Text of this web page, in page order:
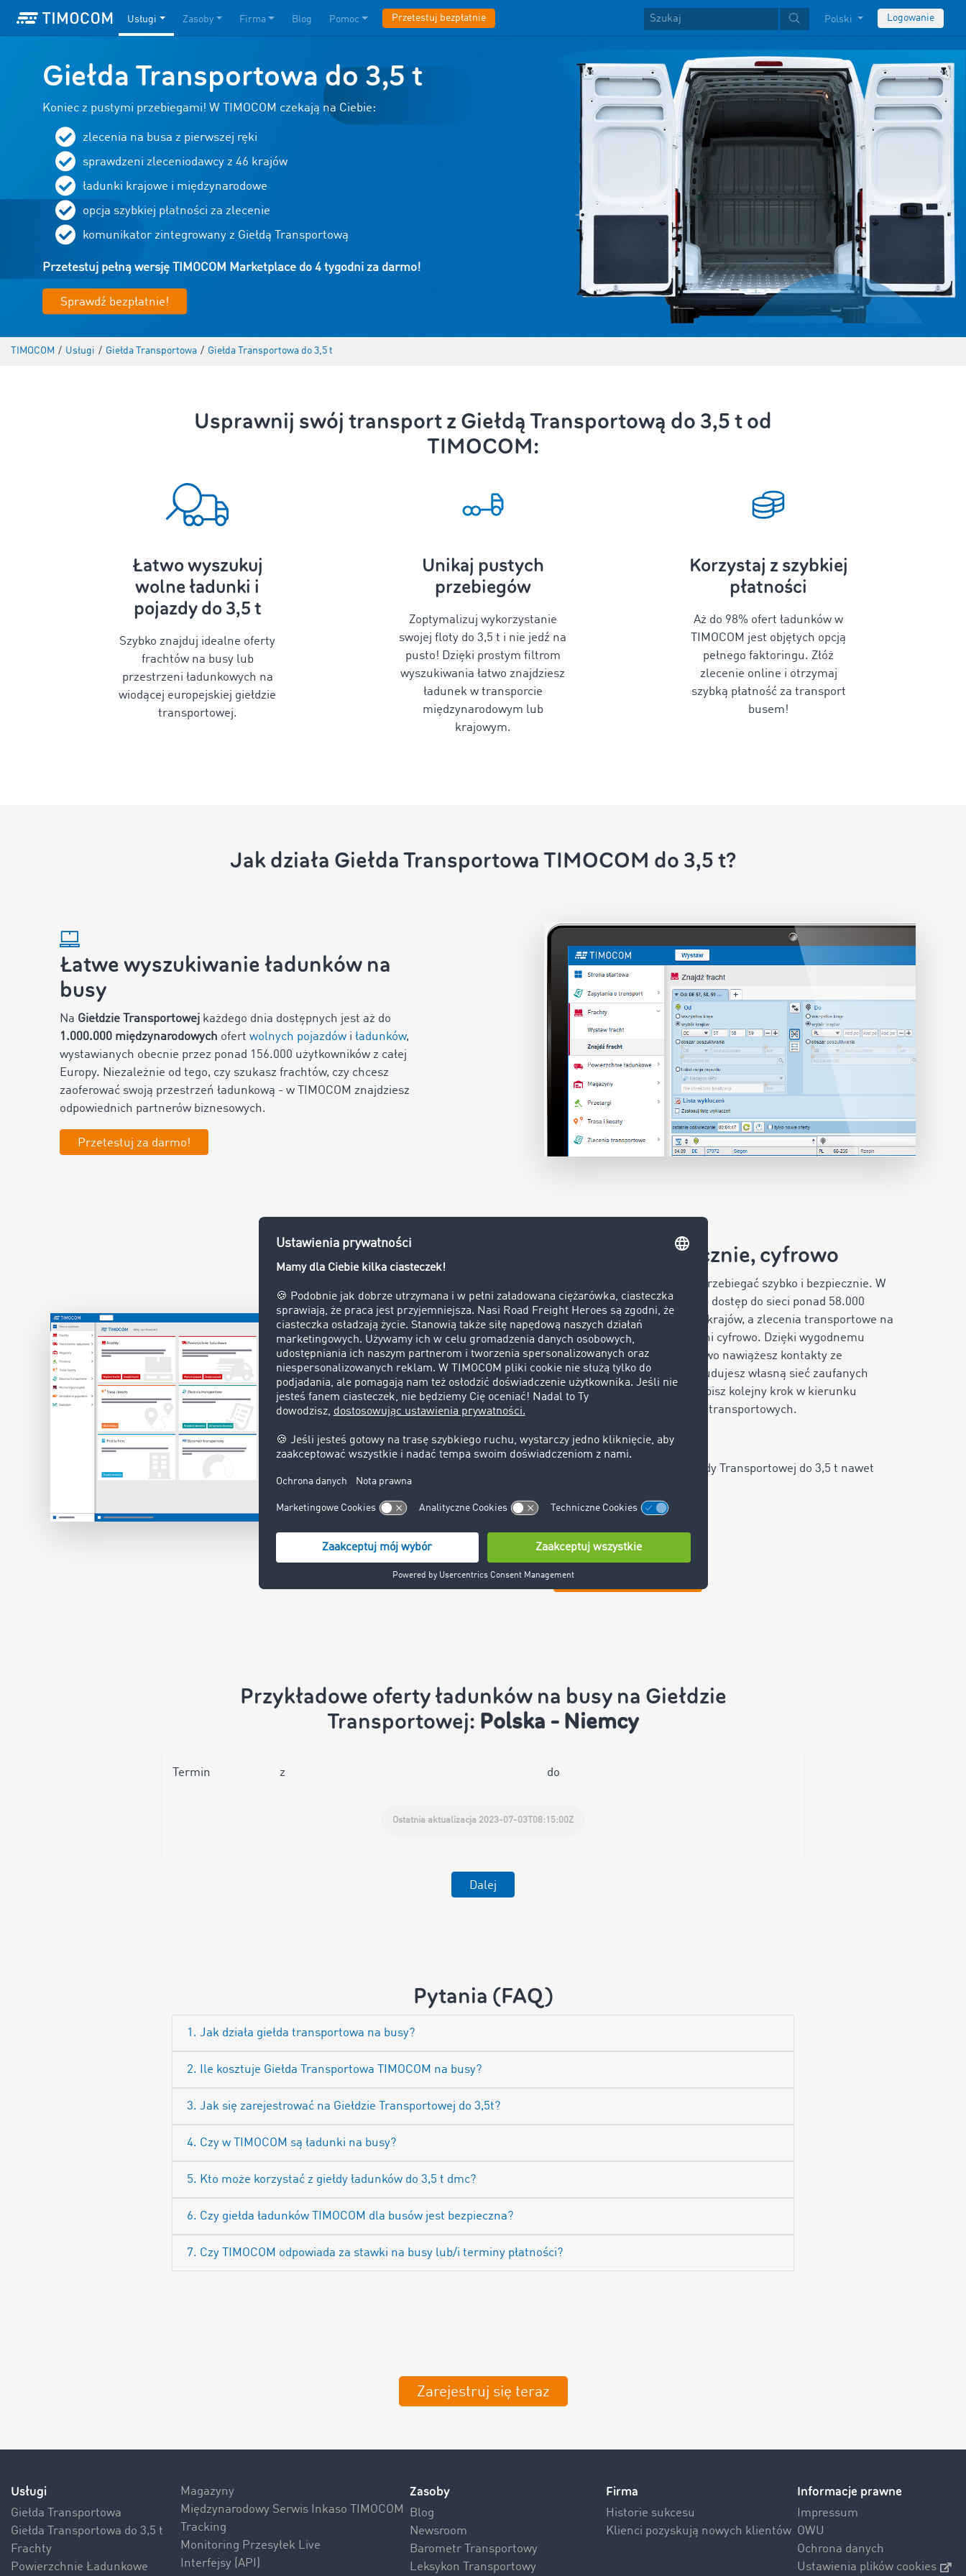
Usługi Zasoby Firma Blog Pomoc Przetestuj bezpłatnie Polski Logowanie
Giełda Transportowa do 3,5 t
Koniec z pustymi przebiegami! W TIMOCOM czekają na Ciebie:
zlecenia na busa z pierwszej ręki
sprawdzeni zleceniodawcy z46 krajów
ładunki krajowe i międzynarodowe
opcja szybkiej płatności za zlecenie
komunikator zintegrowany z Giełdą Transportową
Przetestuj pełną wersję TIMOCOM Marketplace do 4 tygodni za darmo!
Sprawdź bezpłatnie!
TIMOCOM / Usługi / Giełda Transportowa / Giełda Transportowa do 3,5 t
Usprawnij swój transport z Giełdą Transportową do 3,5 t od
TIMOCOM:
Łatwo wyszukuj
wolne ładunki i
pojazdy do 3,5 t
Szybko znajduj idealne oferty
frachtów na busy lub
przestrzeni ładunkowych na
wiodącej europejskiej giełdzie
transportowej.
Unikaj pustych
przebiegów
Zoptymalizuj wykorzystanie
swojej floty do 3,5 t i nie jedź na
pusto! Dzięki prostym filtrom
wyszukiwania łatwo znajdziesz
ładunek w transporcie
międzynarodowym lub
krajowym.
Korzystaj z szybkiej
płatności
Aż do 98% ofert ładunków w
TIMOCOM jest objętych opcją
pełnego faktoringu. Złóż
zlecenie online i otrzymaj
szybką płatność za transport
busem!
Jak działa Giełda Transportowa TIMOCOM do 3,5 t?
Łatwe wyszukiwanie ładunków na
busy
Na Giełdzie Transportowej każdego dnia dostępnych jest aż do
1 .000.000 międzynarodowych ofertwolnych pojazdów iładunków,
wystawianych obecnie przez ponad 156.000 użytkowników z całej
Europy. Niezależnie od tego, czy szukasz frachtów, czy chcesz
zaoferować swoją przestrzeń ładunkową - w TIMOCOM znajdziesz
odpowiednich partnerów biznesowych.
Przetestuj za darmo!
Szybko, bezpiecznie, cyfrowo
Procesy logistyczne muszą przebiegać szybko i bezpiecznie. W
TIMOCOM Marketplace masz dostęp do sieci ponad 58.000
sprawdzonych klientów z
krajów, a zlecenia transportowe na
busy możesz zawierać w pełni cyfrowo. Dzięki wygodnemu
Messengerowi TIMOCOM łatwo nawiążesz kontakty ze
zleceniodawcami. Z nami zbudujesz własną sieć zaufanych
partnerów biznesowych i zrobisz kolejny krok w kierunku
digitalizacji Twoich procesów transportowych.
Przetestuj pełną wersję Giełdy Transportowej do 3,5 t nawet
Przetestuj za darmo!
Przykładowe oferty ładunków na busy na Giełdzie
Transportowej: Polska - Niemcy
Termin z do
Ostatnia aktualizacja 2023-07-03T08:15:00Z
Dalej
Pytania (FAQ)
1. Jak działa giełda transportowa na busy?
2. Ile kosztuje Giełda Transportowa TIMOCOM na busy?
3. Jak się zarejestrować na Giełdzie Transportowej do 3,5t?
4. Czy w TIMOCOM są ładunki na busy?
5. Kto może korzystać z giełdy ładunków do 3,5 t dmc?
6. Czy giełda ładunków TIMOCOM dla busów jest bezpieczna?
7. Czy TIMOCOM odpowiada za stawki na busy lub/i terminy płatności?
Zarejestruj się teraz
Usługi
Giełda Transportowa
Giełda Transportowa do 3,5 t
Frachty
Powierzchnie Ładunkowe
Magazyny
Międzynarodowy Serwis Inkaso TIMOCOM
Tracking
Monitoring Przesyłek Live
Interfejsy (API)
Zasoby
Blog
Newsroom
Barometr Transportowy
Leksykon Transportowy
Firma
Historie sukcesu
Klienci pozyskują nowych klientów
Informacje prawne
Impressum
OWU
Ochrona danych
Ustawienia plików cookies